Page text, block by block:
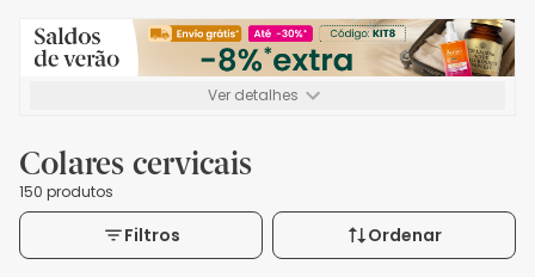
Ver detalhes
Colares cervicais
150 produtos
Filtros Ordenar